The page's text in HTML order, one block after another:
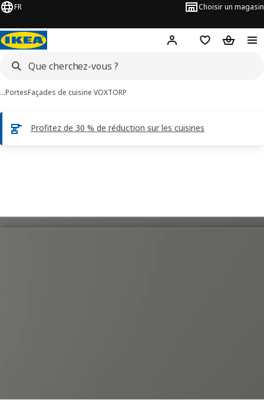
FR Choisir un magasin
Hej ! Connectez-vous
FavorisPanier
…PortesFaçades de cuisine VOXTORP
Profitez de 30 % de réduction sur les cuisines